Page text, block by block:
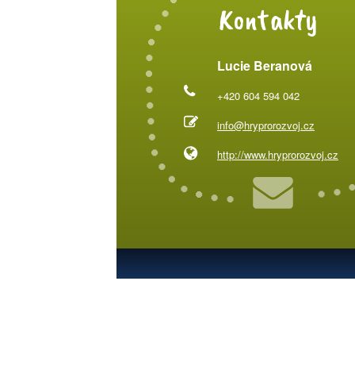
Kontakty
Lucie Beranová
+420 604 594 042
info@hryprorozvoj.cz
http://www.hryprorozvoj.cz